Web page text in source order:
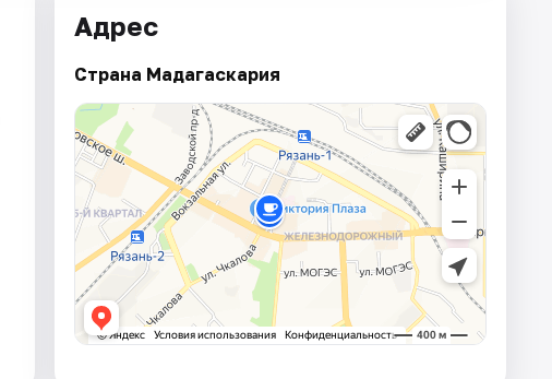
Адрес
Страна Мадагаскария